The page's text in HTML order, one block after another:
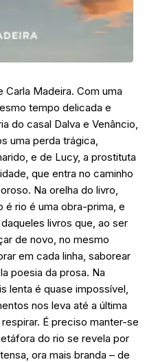
Carla Madeira. Com uma
tempo delicada e
do casal Dalva e Venâncio,
uma perda trágica,
e de Lucy, a prostituta
que entra no caminho
Na orelha do livro,
é rio é uma obra-prima, e
livros que, ao ser
de novo, no mesmo
em cada linha, saborear
poesia da prosa. Na
lenta é quase impossível,
nos leva até a última
É preciso manter-se
do rio se revela por
ora mais branda – de